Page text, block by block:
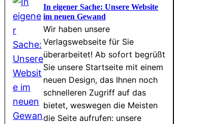
In eigener Sache: Unsere Website
im neuen Gewand
Wir haben unsere
Verlagswebseite für Sie
überarbeitet! Ab sofort begrüßt
Sie unsere Startseite mit einem
neuen Design, das Ihnen noch
schnelleren Zugriff auf das
bietet, weswegen die Meisten
die Seite aufrufen: unsere